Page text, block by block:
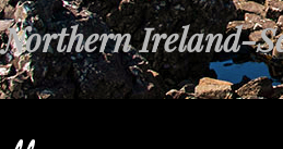
Northern Ireland-